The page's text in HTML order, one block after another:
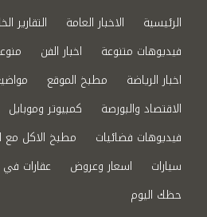
الرئيسية الاخبار العامة التقارير
فيديوهات متنوعة
اخبار الفن
اخبار الرياضة
مطبخ الموقع
الاقتصاد والبورصة
كمبيوتر وموبايل
فيديوهات فضائيات
مطبخ الاكل
سيارات
اسعار وعروض عقارات
حظك اليوم